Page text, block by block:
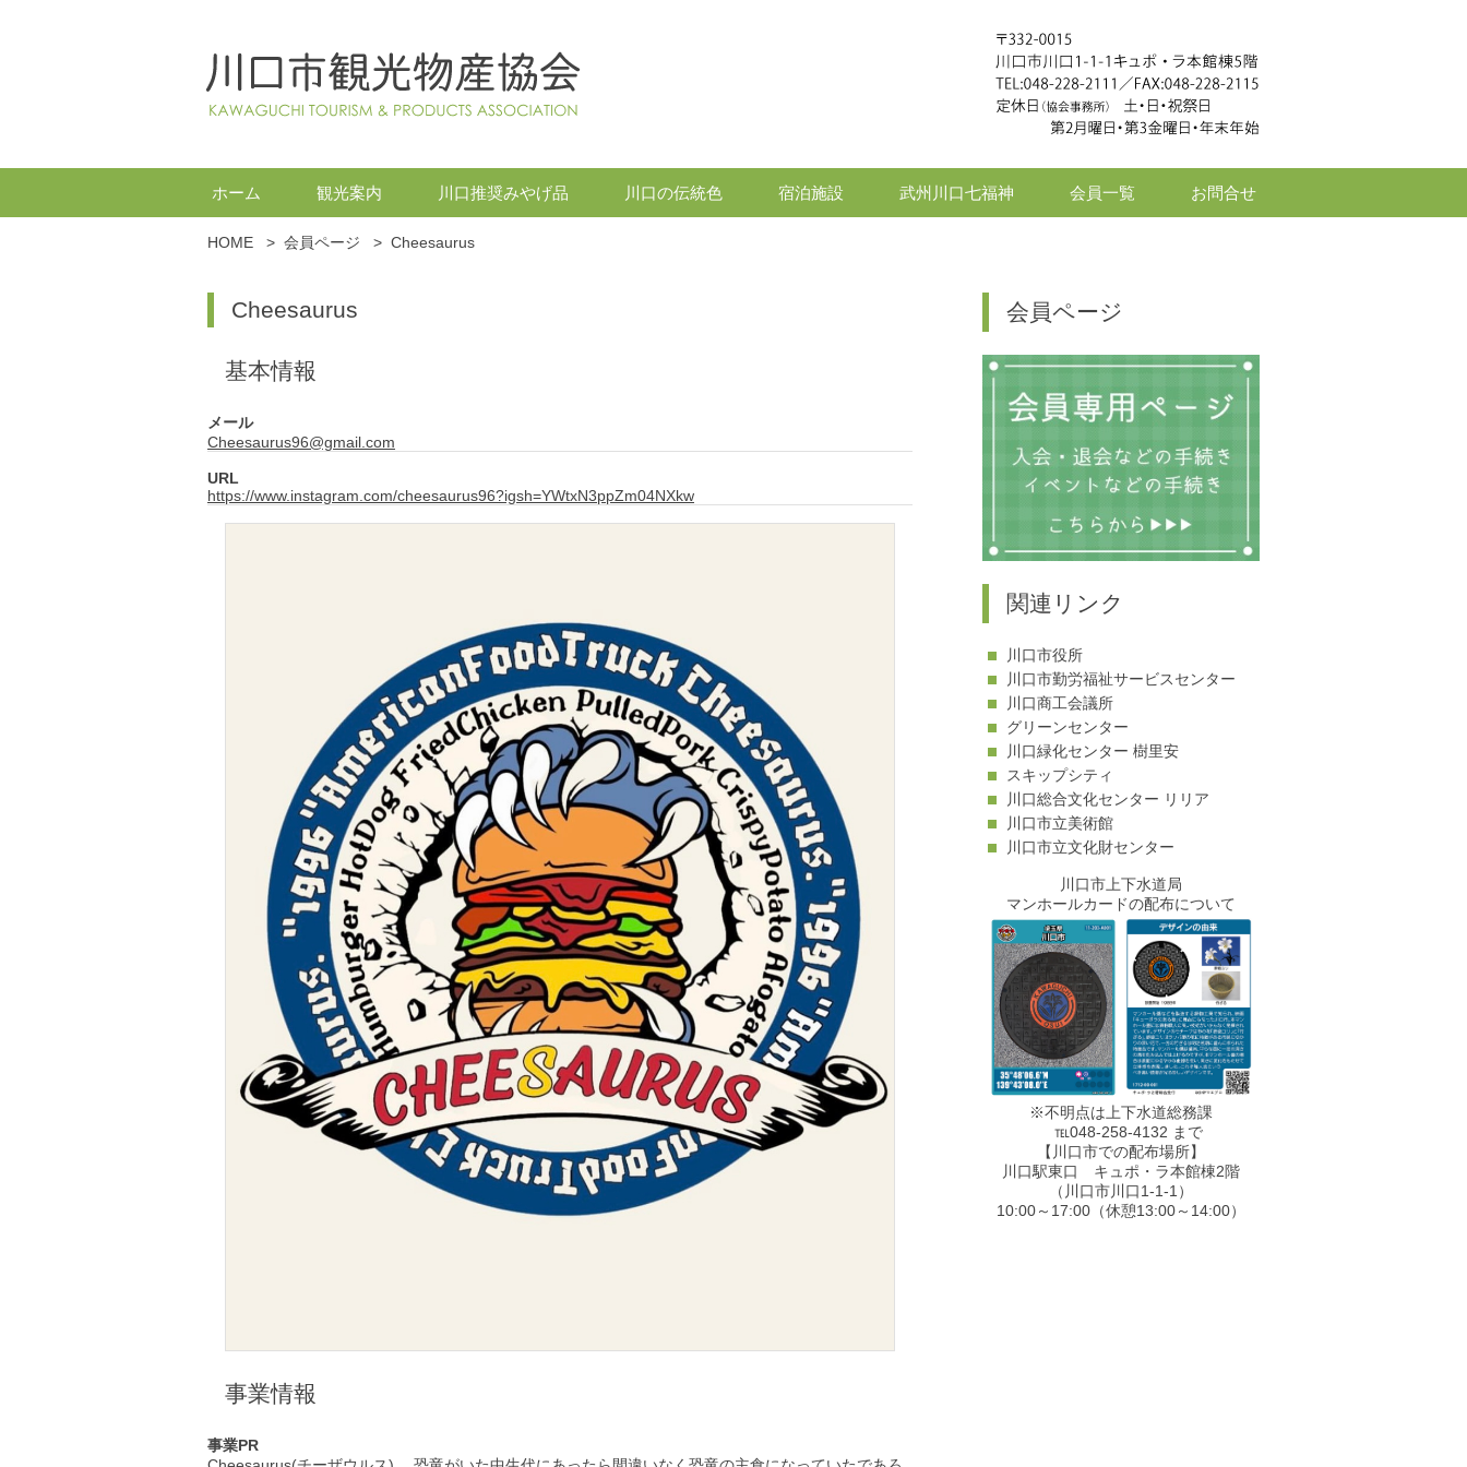
ホーム 観光案内 川口推奨みやげ品 川口の伝統色 宿泊施設 武州川口七福神 会員一覧 お問合せ
HOME > 会員ページ > Cheesaurus
Cheesaurus
基本情報
メール
Cheesaurus96@gmail.com
URL
https://www.instagram.com/cheesaurus96?igsh=YWtxN3ppZm04NXkw
事業情報
事業PR
会員ページ
関連リンク
川口市役所
川口市勤労福祉サービスセンター
川口商工会議所
グリーンセンター
川口緑化センター 樹里安
スキップシティ
川口総合文化センター リリア
川口市立美術館
川口市立文化財センター
川口市上下水道局
マンホールカードの配布について
※不明点は上下水道総務課
℡048-258-4132 まで
【川口市での配布場所】
川口駅東口 キュポ・ラ本館棟2階
（川口市川口1-1-1）
10:00～17:00（休憩13:00～14:00）